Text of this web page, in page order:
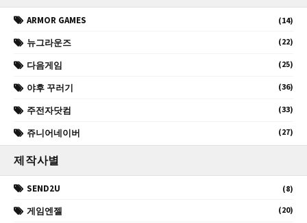
ARMOR GAMES (14)
뉴그라운즈 (22)
다음게임 (25)
야후 꾸러기 (36)
주전자닷컴 (33)
쥬니어네이버 (27)
제작사별
SEND2U (8)
게임엔젤 (20)